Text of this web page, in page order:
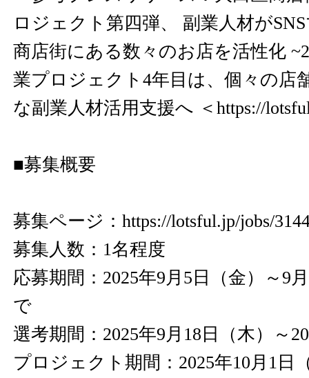
ロジェクト第四弾、 副業人材が
商店街にある数々のお店を活性化
業プロジェクト4年目は、個々の店
な副業人材活用支援へ ＜ https://
■募集概要
募集ページ： https://lotsful.jp/jobs/
募集人数：1名程度
応募期間：2025年9月5日（金）～9
で
選考期間：2025年9月18日（木）～
プロジェクト期間：2025年10月1日